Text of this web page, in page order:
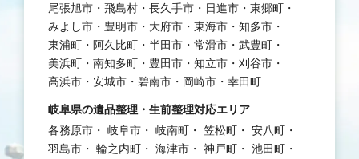
尾張旭市
飛島村 長久手市 日進市
東郷町
みよし市
豊明市 大府市 東海市
知多市
東浦町
阿久比町 半田市 常滑市
武豊町
美浜町
南知多町 豊田市 知立市
刈谷市
高浜市
安城市 碧南市 岡崎市 幸田町
岐阜県の遺品整理・生前整理対応エリア
各務原市
岐阜市 岐南町 笠松町
安八町
羽島市
輪之内町 海津市 神戸町
池田町